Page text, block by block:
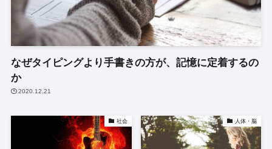
なぜタイピングより手書きの方が、記憶に定着するの
か
2020.12.21
社会 人体・脳